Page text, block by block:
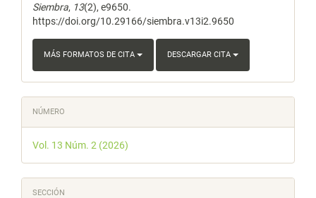
Siembra, 13(2), e9650.
https://doi.org/10.29166/siembra.v13i2.9650
MÁS FORMATOS DE CITA DESCARGAR CITA
NÚMERO
Vol. 13 Núm. 2 (2026)
SECCIÓN